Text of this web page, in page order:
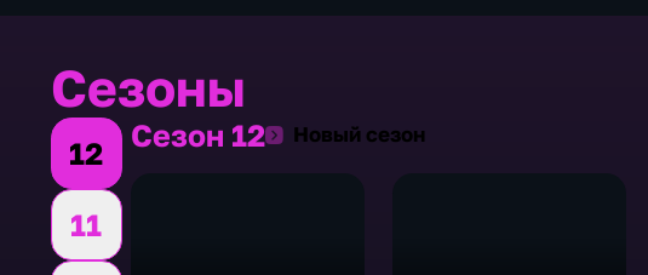
Сезоны
12
11
Сезон 12Сезон 12 Новый сезон